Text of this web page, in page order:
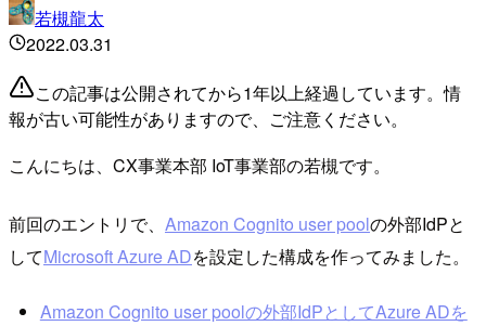
若槻龍太
2022.03.31
この記事は公開されてから1年以上経過しています。情
報が古い可能性がありますので、ご注意ください。
こんにちは、CX事業本部 IoT事業部の若槻です。
前回のエントリで、 Amazon Cognito user poolの外部IdPと
してMicrosoft Azure ADを設定した構成を作ってみました。
Amazon Cognito user poolの外部IdPとしてAzure ADを